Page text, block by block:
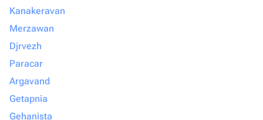
Kanakeravan
Merzawan
Djrvezh
Paracar
Argavand
Getapnia
Gehanista